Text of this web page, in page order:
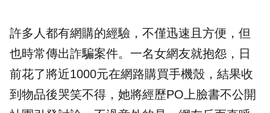
許多人都有網購的經驗，不僅迅速且方便，但
也時常傳出詐騙案件。一名女網友就抱怨，日
前花了將近1000元在網路購買手機殼，結果收
到物品後哭笑不得，她將經歷PO上臉書不公開